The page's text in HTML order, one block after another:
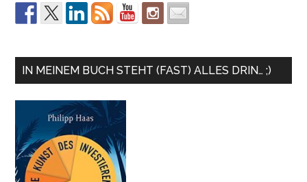
IN MEINEM BUCH STEHT (FAST) ALLES DRIN… ;)